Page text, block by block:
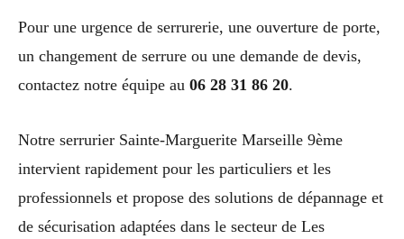
Pour une urgence de serrurerie, une ouverture de porte,
un changement de serrure ou une demande de devis,
contactez notre équipe au 06 28 31 86 20.
Notre serrurier Sainte-Marguerite Marseille 9ème
intervient rapidement pour les particuliers et les
professionnels et propose des solutions de dépannage et
de sécurisation adaptées dans le secteur de Les